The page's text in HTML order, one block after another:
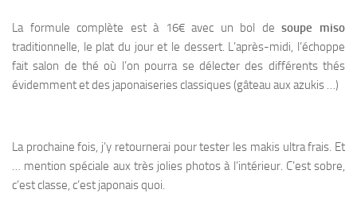
La formule complète est à 16€ avec un bol desoupe miso
traditionnelle, le plat du jour et le dessert. L’après-midi, l’échoppe
fait salon de thé où l’on pourra se délecter des différents thés
évidemment et des japonaiseries classiques (gâteau aux azukis …)
La prochaine fois, j’y retournerai pour tester les makis ultra frais. Et
… mention spéciale aux très jolies photos à l’intérieur. C’est sobre,
c’est classe, c’est japonais quoi.